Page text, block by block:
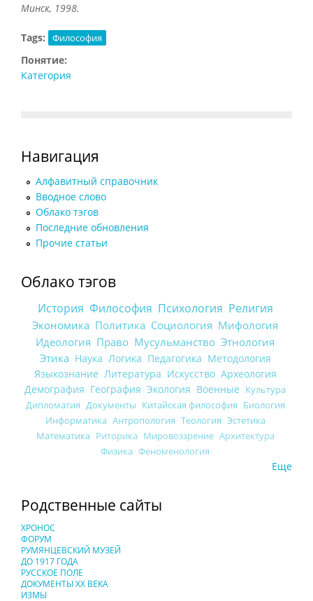
Минск, 1998.
Tags: Философия
Понятие:
Категория
Навигация
Алфавитный справочник
Вводное слово
Облако тэгов
Последние обновления
Прочие статьи
Облако тэгов
История Философия Психология Религия
Экономика Политика Социология Мифология
Идеология Право Мусульманство Этнология
Этика Наука Логика Педагогика Методология
Языкознание Литература Искусство Археология
Демография География Экология Военные Культура
Дипломатия Документы Китайская философия Биология
Информатика Антропология Теология Эстетика
Математика Риторика Мировоззрение Архитектура
Физика Феноменология
Еще
Родственные сайты
ХРОНОС
ФОРУМ
РУМЯНЦЕВСКИЙ МУЗЕЙ
ДО 1917 ГОДА
РУССКОЕ ПОЛЕ
ДОКУМЕНТЫ XX ВЕКА
ИЗМЫ